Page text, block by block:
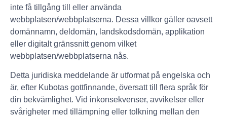
inte få tillgång till eller använda
webbplatsen/webbplatserna. Dessa villkor gäller oavsett
domännamn, deldomän, landskodsdomän, applikation
eller digitalt gränssnitt genom vilket
webbplatsen/webbplatserna nås.
Detta juridiska meddelande är utformat på engelska och
är, efter Kubotas gottfinnande, översatt till flera språk för
din bekvämlighet. Vid inkonsekvenser, avvikelser eller
svårigheter med tillämpning eller tolkning mellan den